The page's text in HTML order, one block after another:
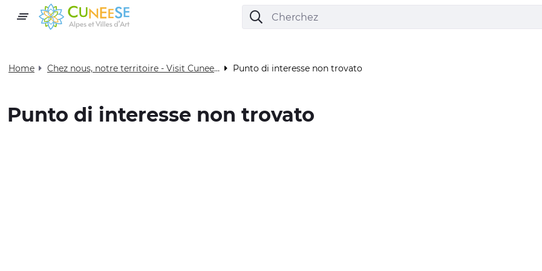
Home Chez nous, notre territoire - Visit Cuneese Punto di interesse non trovato
Punto di interesse non trovato